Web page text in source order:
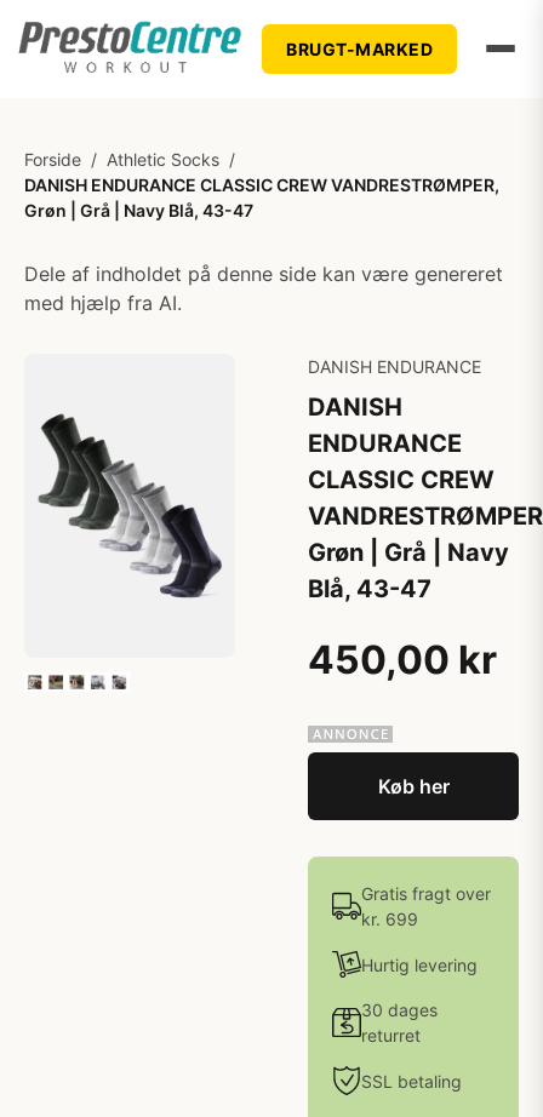
BRUGT-MARKED
Forside / Athletic Socks /
DANISH ENDURANCE CLASSIC CREW VANDRESTRØMPER,
Grøn | Grå | Navy Blå, 43-47
Dele af indholdet på denne side kan være genereret
med hjælp fra AI.
DANISH ENDURANCE
DANISH
ENDURANCE
CLASSIC CREW
Grøn | Grå | Navy
Blå, 43-47
450,00 kr
Køb her
Gratis fragt over
kr. 699
Hurtig levering
30 dages
returret
SSL betaling